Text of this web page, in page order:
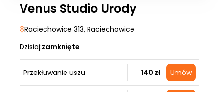
Venus Studio Urody
Raciechowice 313, Raciechowice
Dzisiaj:zamknięte
Przekłuwanie uszu 140 zł Umów